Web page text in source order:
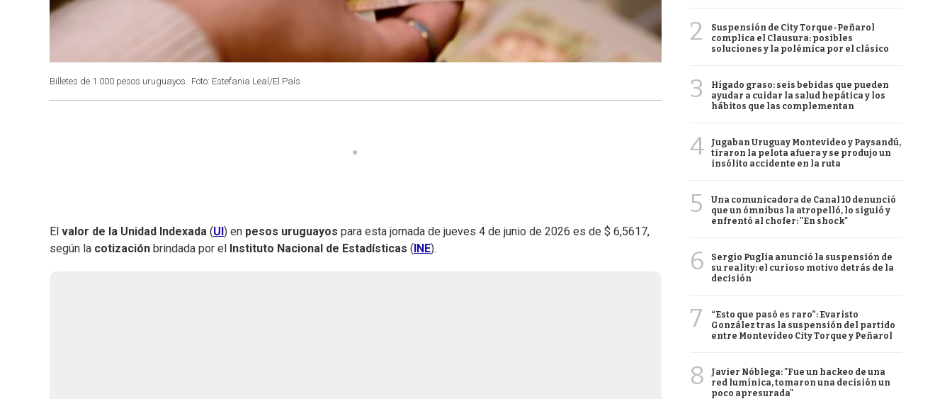
Billetes de 1.000 pesos uruguayos. Foto: Estefania Leal/El País
El valor de la Unidad Indexada (UI ) en pesos uruguayos para esta jornada de jueves 4 de junio de 2026 es de $ 6,5617,
según la cotización brindada por el Instituto Nacional de Estadísticas ( INE).
2
Suspensión de City Torque-Peñarol
complica el Clausura: posibles
soluciones y la polémica por el clásico
3
Hígado graso: seis bebidas que pueden
ayudar a cuidar la salud hepática y los
hábitos que las complementan
4
Jugaban Uruguay Montevideo y Paysandú,
tiraron la pelota afuera y se produjo un
insólito accidente en la ruta
5
Una comunicadora de Canal 10 denunció
que un ómnibus la atropelló, lo siguió y
enfrentó al chofer: "En shock"
6
Sergio Puglia anunció la suspensión de
su reality: el curioso motivo detrás de la
decisión
7
“Esto que pasó es raro”: Evaristo
González tras la suspensión del partido
entre Montevideo City Torque y Peñarol
8
Javier Nóblega: "Fue un hackeo de una
red lumínica, tomaron una decisión un
poco apresurada"